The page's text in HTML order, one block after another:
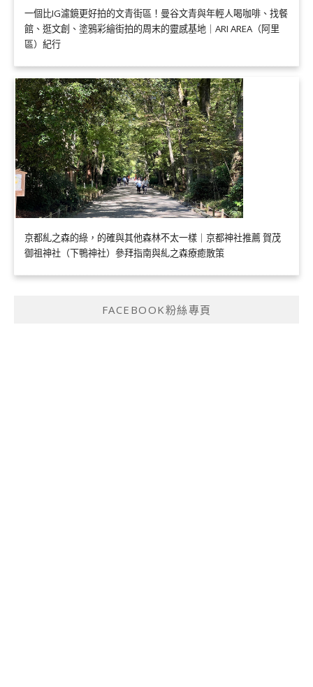
一個比IG濾鏡更好拍的文青街區！曼谷文青與年輕人喝咖啡、找餐
館、逛文創、塗鴉彩繪街拍的周末的靈感基地｜ARI AREA（阿里
區）紀行
京都糺之森的綠，的確與其他森林不太一樣｜京都神社推薦 賀茂
御祖神社（下鴨神社）參拜指南與糺之森療癒散策
FACEBOOK粉絲專頁